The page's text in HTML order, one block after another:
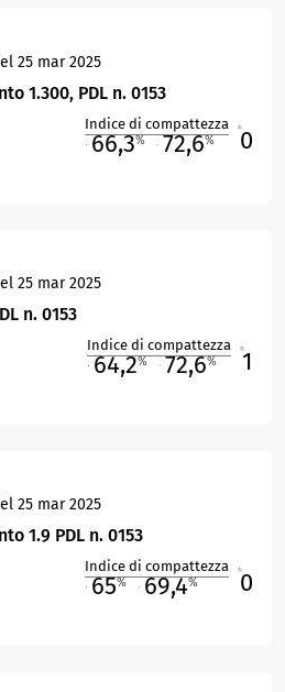
25 mar 2025
1.300, PDL n. 0153
Indice di compattezza
66,3% 72,6% 0
25 mar 2025
n. 0153
Indice di compattezza
64,2% 72,6% 1
25 mar 2025
1.9 PDL n. 0153
Indice di compattezza
65% 69,4% 0